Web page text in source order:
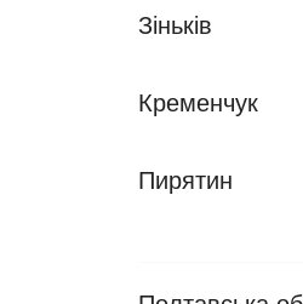
Зіньків
Кременчук
Пирятин